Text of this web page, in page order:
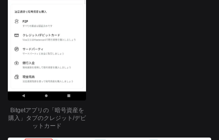
Bitgetアプリの「暗号資産を
購入」タブのクレジット/デビ
ットカード